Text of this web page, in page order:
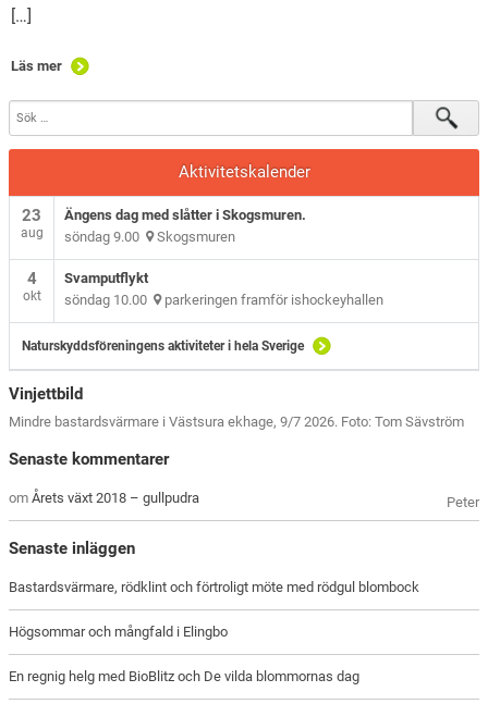
[…]
Läs mer
Aktivitetskalender
23
aug
Ängens dag med slåtter i Skogsmuren.
söndag 9.00 Skogsmuren
4
okt
Svamputflykt
söndag 10.00 parkeringen framför ishockeyhallen
Naturskyddsföreningens aktiviteter i hela Sverige
Vinjettbild
Mindre bastardsvärmare i Västsura ekhage, 9/7 2026. Foto: Tom Sävström
Senaste kommentarer
Peter
omÅrets växt 2018 – gullpudra
Senaste inläggen
Bastardsvärmare, rödklint och förtroligt möte med rödgul blombock
Högsommar och mångfald i Elingbo
En regnig helg med BioBlitz och De vilda blommornas dag